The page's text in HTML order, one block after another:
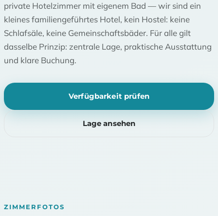
private Hotelzimmer mit eigenem Bad — wir sind ein
kleines familiengeführtes Hotel, kein Hostel: keine
Schlafsäle, keine Gemeinschaftsbäder. Für alle gilt
dasselbe Prinzip: zentrale Lage, praktische Ausstattung
und klare Buchung.
Verfügbarkeit prüfen
Lage ansehen
ZIMMERFOTOS